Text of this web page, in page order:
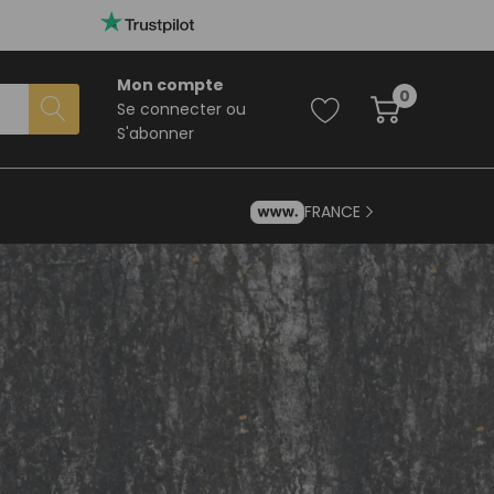
Mon compte
Se connecter ou
S'abonner
0
FRANCE